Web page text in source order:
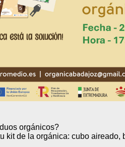
orgánicos?
kit de la orgánica: cubo